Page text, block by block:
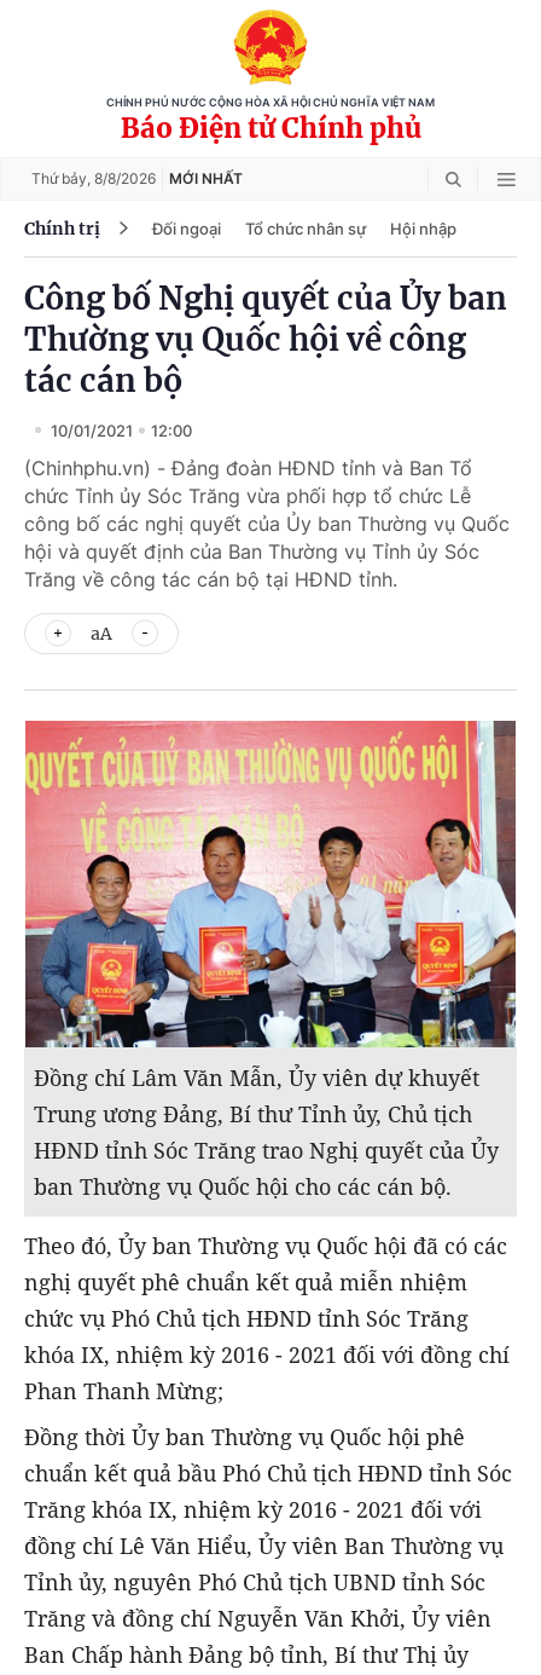
CHÍNH PHỦ NƯỚC CỘNG HÒA XÃ HỘI CHỦ NGHĨA VIỆT NAM
Báo Điện tử Chính phủ
Thứ bảy, 8/8/2026 MỚI NHẤT
Chính trị Đối ngoại Tổ chức nhân sự Hội nhập
Công bố Nghị quyết của Ủy ban
Thường vụ Quốc hội về công
tác cán bộ
10/01/2021 12:00
(Chinhphu.vn) - Đảng đoàn HĐND tỉnh và Ban Tổ
chức Tỉnh ủy Sóc Trăng vừa phối hợp tổ chức Lễ
công bố các nghị quyết của Ủy ban Thường vụ Quốc
hội và quyết định của Ban Thường vụ Tỉnh ủy Sóc
Trăng về công tác cán bộ tại HĐND tỉnh.
aA
Đồng chí Lâm Văn Mẫn, Ủy viên dự khuyết
Trung ương Đảng, Bí thư Tỉnh ủy, Chủ tịch
HĐND tỉnh Sóc Trăng trao Nghị quyết của Ủy
ban Thường vụ Quốc hội cho các cán bộ.
Theo đó, Ủy ban Thường vụ Quốc hội đã có các
nghị quyết phê chuẩn kết quả miễn nhiệm
chức vụ Phó Chủ tịch HĐND tỉnh Sóc Trăng
khóa IX, nhiệm kỳ 2016 - 2021 đối với đồng chí
Phan Thanh Mừng;
Đồng thời Ủy ban Thường vụ Quốc hội phê
chuẩn kết quả bầu Phó Chủ tịch HĐND tỉnh Sóc
Trăng khóa IX, nhiệm kỳ 2016 - 2021 đối với
đồng chí Lê Văn Hiểu, Ủy viên Ban Thường vụ
Tỉnh ủy, nguyên Phó Chủ tịch UBND tỉnh Sóc
Trăng và đồng chí Nguyễn Văn Khởi, Ủy viên
Ban Chấp hành Đảng bộ tỉnh, Bí thư Thị ủy